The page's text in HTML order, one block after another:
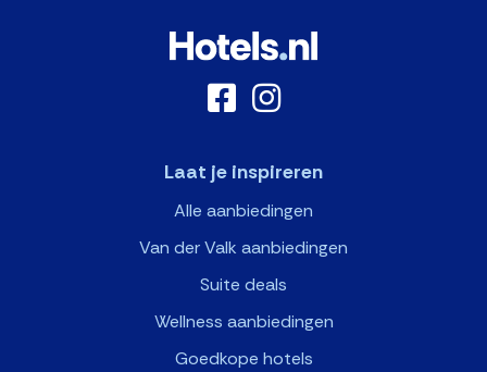
Laat je inspireren
Alle aanbiedingen
Van der Valk aanbiedingen
Suite deals
Wellness aanbiedingen
Goedkope hotels